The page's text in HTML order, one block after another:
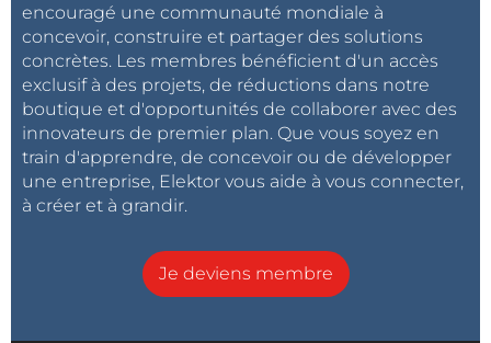
encouragé une communauté mondiale à
concevoir, construire et partager des solutions
concrètes. Les membres bénéficient d'un accès
exclusif à des projets, de réductions dans notre
boutique et d'opportunités de collaborer avec des
innovateurs de premier plan. Que vous soyez en
train d'apprendre, de concevoir ou de développer
une entreprise, Elektor vous aide à vous connecter,
à créer et à grandir.
Je deviens membre